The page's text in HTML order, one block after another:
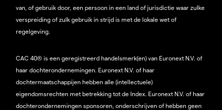
van, of gebruik door, een persoon in een land of jurisdictie waar zulke
verspreiding of zulk gebruik in strijd is met de lokale wet of
regelgeving.
CAC 40® is een geregistreerd handelsmerk(en) van Euronext N.V. of
haar dochterondernemingen. Euronext N.V. of haar
dochtermaatschappijen hebben alle (intellectuele)
eigendomsrechten met betrekking tot de Index. Euronext N.V. of haar
dochterondernemingen sponsoren, onderschrijven of hebben geen